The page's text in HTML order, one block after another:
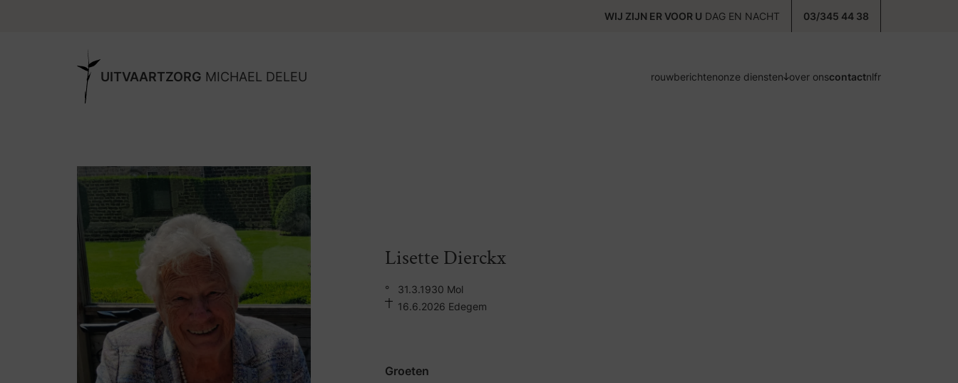
WIJ ZIJN ER VOOR U DAG EN NACHT 03/345 44 38
UITVAARTZORG MICHAEL DELEU rouwberichtenonze diensten over onscontactnlfr
Lisette Dierckx
°
31.3.1930 Mol
16.6.2026 Edegem
Groeten